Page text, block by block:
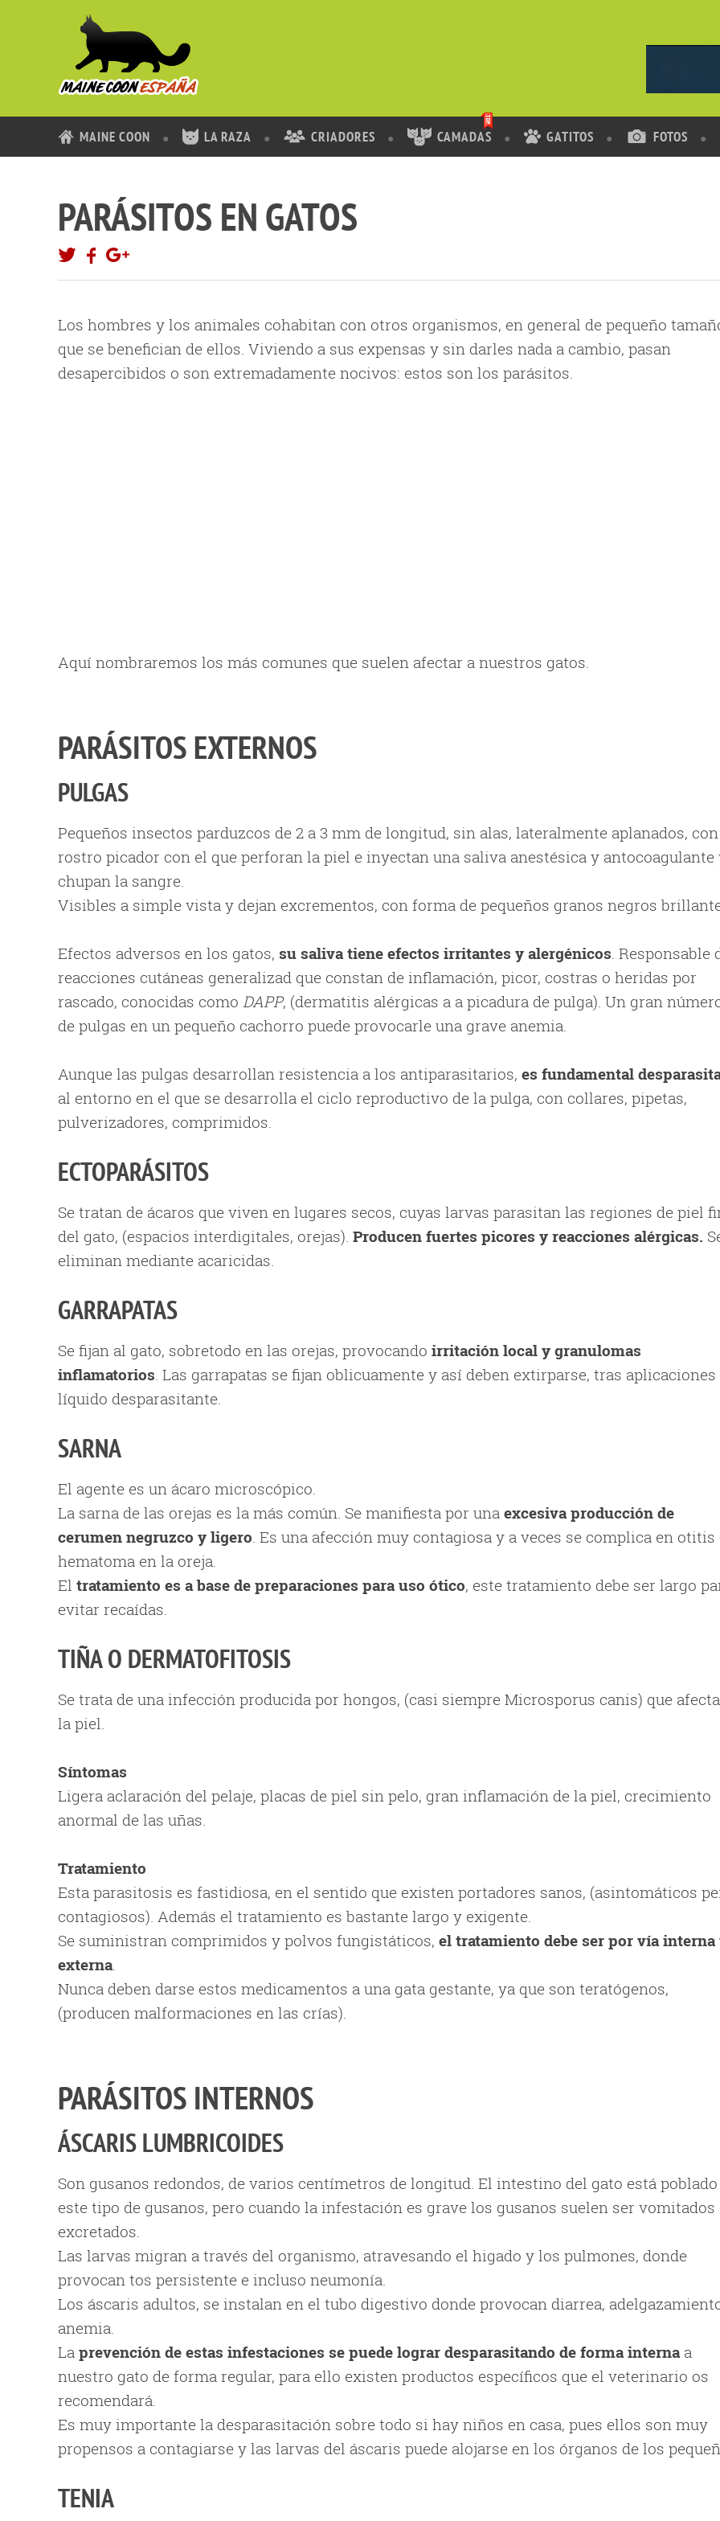
MAINE COON LA RAZA CRIADORES CAMADAS GATITOS FOTOS
PARÁSITOS EN GATOS
Los hombres y los animales cohabitan con otros organismos, en general de pequeño
que se benefician de ellos. Viviendo a sus expensas y sin darles nada a cambio, pasan
desapercibidos o son extremadamente nocivos: estos son los parásitos.
Aquí nombraremos los más comunes que suelen afectar a nuestros gatos.
PARÁSITOS EXTERNOS
PULGAS
Pequeños insectos parduzcos de 2 a 3 mm de longitud, sin alas, lateralmente aplanados, con
rostro picador con el que perforan la piel e inyectan una saliva anestésica y antocoagulante
chupan la sangre.
Visibles a simple vista y dejan excrementos, con forma de pequeños granos negros
Efectos adversos en los gatos, su saliva tiene efectos irritantes y alergénicos. Responsable
reacciones cutáneas generalizad que constan de inflamación, picor, costras o heridas por
rascado, conocidas como DAPP, (dermatitis alérgicas a a picadura de pulga). Un gran
de pulgas en un pequeño cachorro puede provocarle una grave anemia.
Aunque las pulgas desarrollan resistencia a los antiparasitarios, es fundamental
al entorno en el que se desarrolla el ciclo reproductivo de la pulga, con collares, pipetas,
pulverizadores, comprimidos.
ECTOPARÁSITOS
Se tratan de ácaros que viven en lugares secos, cuyas larvas parasitan las regiones de piel
del gato, (espacios interdigitales, orejas). Producen fuertes picores y reacciones alérgicas.
eliminan mediante acaricidas.
GARRAPATAS
Se fijan al gato, sobretodo en las orejas, provocando irritación local y granulomas
inflamatorios. Las garrapatas se fijan oblicuamente y así deben extirparse, tras aplicaciones
líquido desparasitante.
SARNA
El agente es un ácaro microscópico.
La sarna de las orejas es la más común. Se manifiesta por una excesiva producción de
cerumen negruzco y ligero. Es una afección muy contagiosa y a veces se complica en otitis
hematoma en la oreja.
El tratamiento es a base de preparaciones para uso ótico, este tratamiento debe ser largo
evitar recaídas.
TIÑA O DERMATOFITOSIS
Se trata de una infección producida por hongos, (casi siempre Microsporus canis) que
la piel.
Síntomas
Ligera aclaración del pelaje, placas de piel sin pelo, gran inflamación de la piel, crecimiento
anormal de las uñas.
Tratamiento
Esta parasitosis es fastidiosa, en el sentido que existen portadores sanos, (asintomáticos
contagiosos). Además el tratamiento es bastante largo y exigente.
Se suministran comprimidos y polvos fungistáticos, el tratamiento debe ser por vía interna
externa.
Nunca deben darse estos medicamentos a una gata gestante, ya que son teratógenos,
(producen malformaciones en las crías).
PARÁSITOS INTERNOS
ÁSCARIS LUMBRICOIDES
Son gusanos redondos, de varios centímetros de longitud. El intestino del gato está poblado
este tipo de gusanos, pero cuando la infestación es grave los gusanos suelen ser vomitados
excretados.
Las larvas migran a través del organismo, atravesando el higado y los pulmones, donde
provocan tos persistente e incluso neumonía.
Los áscaris adultos, se instalan en el tubo digestivo donde provocan diarrea,
anemia.
La prevención de estas infestaciones se puede lograr desparasitando de forma interna a
nuestro gato de forma regular, para ello existen productos específicos que el veterinario os
recomendará.
Es muy importante la desparasitación sobre todo si hay niños en casa, pues ellos son muy
propensos a contagiarse y las larvas del áscaris puede alojarse en los órganos de los
TENIA